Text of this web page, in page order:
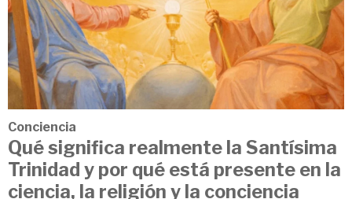
Conciencia
Qué significa realmente la Santísima
Trinidad y por qué está presente en la
ciencia, la religión y la conciencia